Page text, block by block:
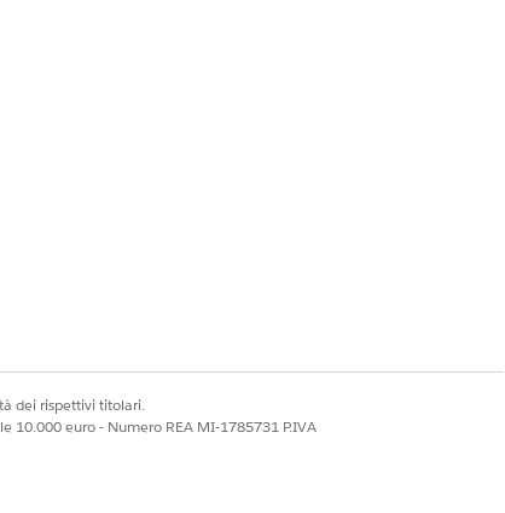
dei rispettivi titolari.
10.000 euro - Numero REA MI-1785731 P.IVA